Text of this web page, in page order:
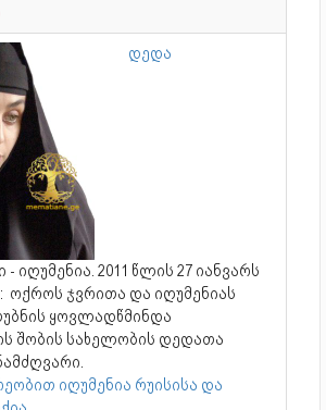
დედა
- იღუმენია. 2011 წლის 27 იანვარს
ჯვრითა და იღუმენიას
ყოვლადწმინდა
შობის სახელობის დედათა
იღუმენია რუისისა და